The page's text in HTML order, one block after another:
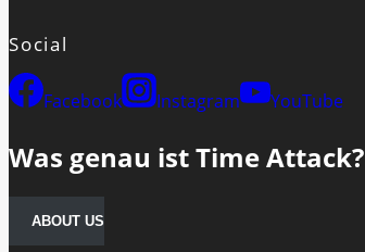
Social
Facebook Instagram YouTube
Was genau ist Time Attack?
ABOUT US